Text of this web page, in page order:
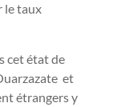
le taux
cet état de
et
étrangers y